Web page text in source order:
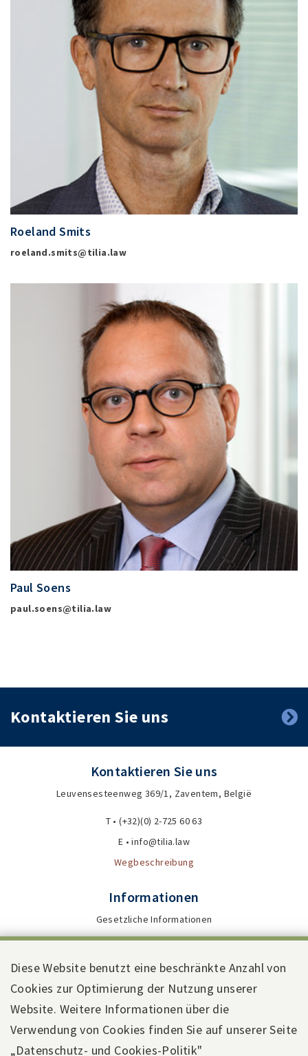
Roeland Smits
roeland.smits@tilia.law
Paul Soens
paul.soens@tilia.law
Diese Website benutzt eine beschränkte Anzahl von
Cookies zur Optimierung der Nutzung unserer
Website. Weitere Informationen über die
Verwendung von Cookies finden Sie auf unserer Seite
„Datenschutz- und Cookies-Politik"
Kontaktieren Sie uns
Kontaktieren Sie uns
Leuvensesteenweg 369/1, Zaventem, België
T • (+32)(0) 2-725 60 63
E • info@tilia.law
Wegbeschreibung
Informationen
Gesetzliche Informationen
Datenschutzerklärung
Allgemeine Geschäftsbedingungen
Nutzungsbedingungen
Webdesign by Code d'Or